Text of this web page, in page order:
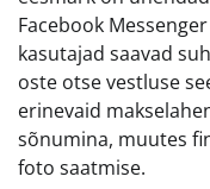
Facebook
kasutajad saavad
oste otse vestluse
erinevaid
sõnumina, muutes
foto saatmise.